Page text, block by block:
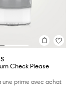
Check Please
une prime avec achat